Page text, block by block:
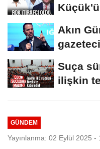
Akın
Suça
ilişkin
GÜNDEM
Yayınlanma: 02 Eylül 2025 -